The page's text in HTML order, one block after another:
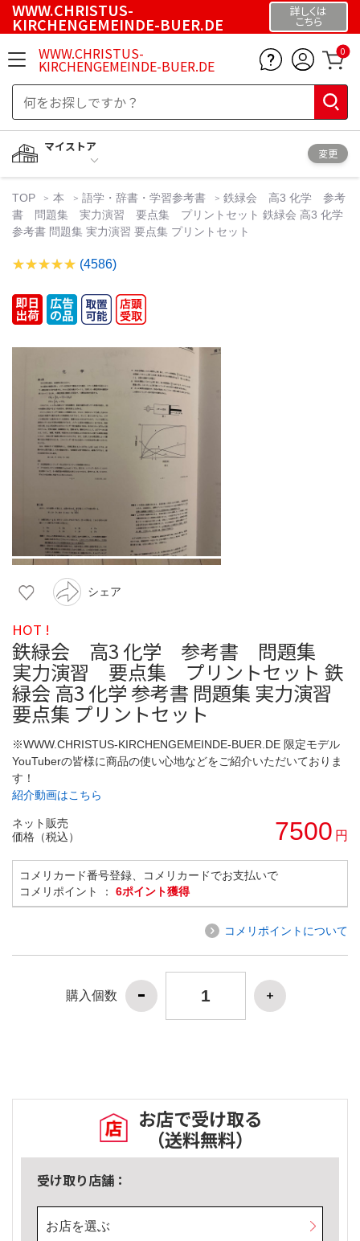
WWW.CHRISTUS-
KIRCHENGEMEINDE-BUER.DE
詳しくは
こちら
WWW.CHRISTUS-
KIRCHENGEMEINDE-BUER.DE
0
マイストア
変更
TOP 本 語学・辞書・学習参考書
鉄緑会 高3 化学 参考
書 問題集 実力演習 要点集 プリントセット 鉄緑会 高3 化学
参考書 問題集 実力演習 要点集 プリントセット
(4586)
シェア
HOT !
鉄緑会 高3 化学 参考書 問題集
実力演習 要点集 プリントセット 鉄
緑会 高3 化学 参考書 問題集 実力演習
要点集 プリントセット
※WWW.CHRISTUS-KIRCHENGEMEINDE-BUER.DE 限定モデル
YouTuberの皆様に商品の使い心地などをご紹介いただいておりま
す！
紹介動画はこちら
ネット販売
価格（税込）
7500 円
コメリカード番号登録、コメリカードでお支払いで
コメリポイント ： 6ポイント獲得
コメリポイントについて
購入個数
お店で受け取る
（送料無料）
受け取り店舗：
お店を選ぶ